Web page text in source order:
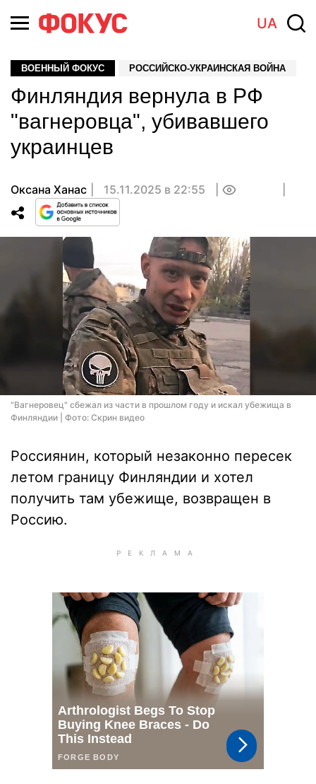
UA
ВОЕННЫЙ ФОКУС РОССИЙСКО-УКРАИНСКАЯ ВОЙНА
Финляндия вернула в РФ
"вагнеровца", убивавшего
украинцев
Оксана Ханас 15.11.2025 в 22:55
"Вагнеровец" сбежал из части в прошлом году и искал убежища в
Финляндии | Фото: Скрин видео
Россиянин, который незаконно пересек
летом границу Финляндии и хотел
получить там убежище, возвращен в
Россию.